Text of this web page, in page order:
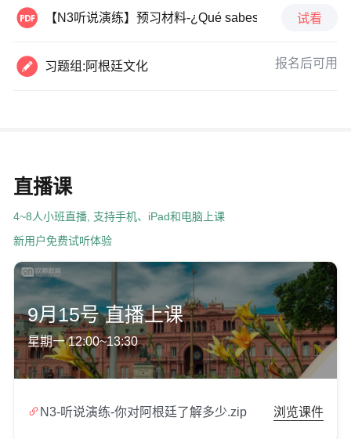
 【N3听说演练】预习材料-¿Qué sabes de Argentina_
试看
 习题组:阿根廷文化 报名后可用
直播课
4~8人小班直播, 支持手机、iPad和电脑上课
新用户免费试听体验
9月15号 直播上课
星期一 12:00~13:30
 N3-听说演练-你对阿根廷了解多少.zip 浏览课件